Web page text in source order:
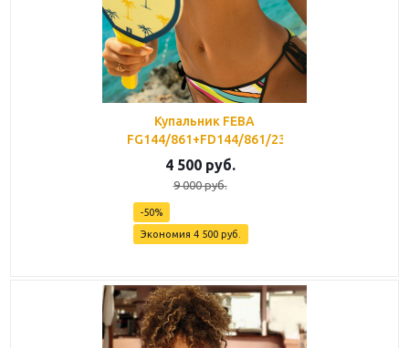
Купальник FEBA
FG144/861+FD144/861/23
4 500руб.
9 000руб.
-50%
Экономия 4 500руб.